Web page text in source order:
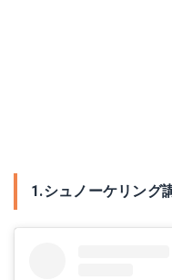
1.シュノーケリング